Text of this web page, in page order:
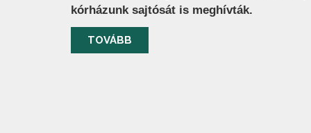
kórházunk sajtósát is meghívták.
TOVÁBB